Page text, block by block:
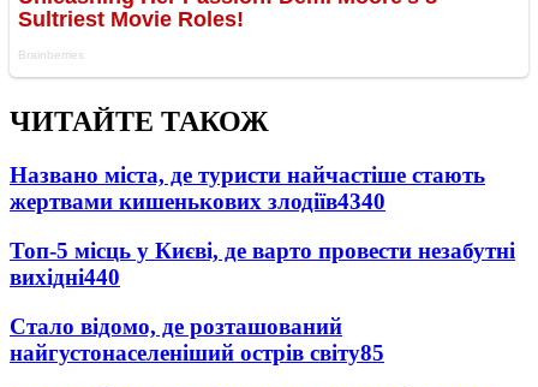
ЧИТАЙТЕ ТАКОЖ
Названо міста, де туристи найчастіше стають
жертвами кишенькових злодіїв4340
Топ-5 місць у Києві, де варто провести незабутні
вихідні440
Стало відомо, де розташований
найгустонаселеніший острів світу85